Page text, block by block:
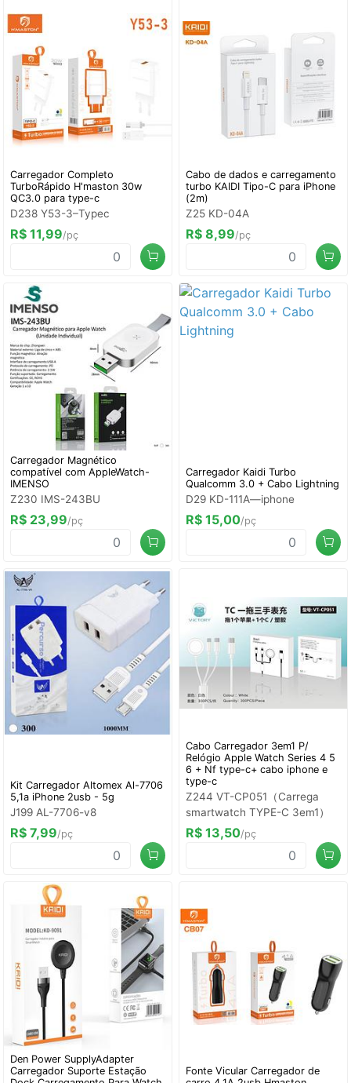
Carregador Completo
TurboRápido H'maston 30w
QC3.0 para type-c
D238 Y53-3–Typec
R$ 11,99/pç
Cabo de dados e carregamento
turbo KAIDI Tipo-C para iPhone
(2m)
Z25 KD-04A
R$ 8,99/pç
Carregador Magnético
compatível com AppleWatch-
IMENSO
Z230 IMS-243BU
R$ 23,99/pç
Carregador Kaidi Turbo
Qualcomm 3.0 + Cabo Lightning
D29 KD-111A—iphone
R$ 15,00/pç
Kit Carregador Altomex Al-7706
5,1a iPhone 2usb - 5g
J199 AL-7706-v8
R$ 7,99/pç
Cabo Carregador 3em1 P/
Relógio Apple Watch Series 4 5
6 + Nf type-c+ cabo iphone e
type-c
Z244 VT-CP051（Carrega
smartwatch TYPE-C 3em1）
R$ 13,50/pç
Den Power SupplyAdapter
Carregador Suporte Estação
Fonte Vicular Carregador de